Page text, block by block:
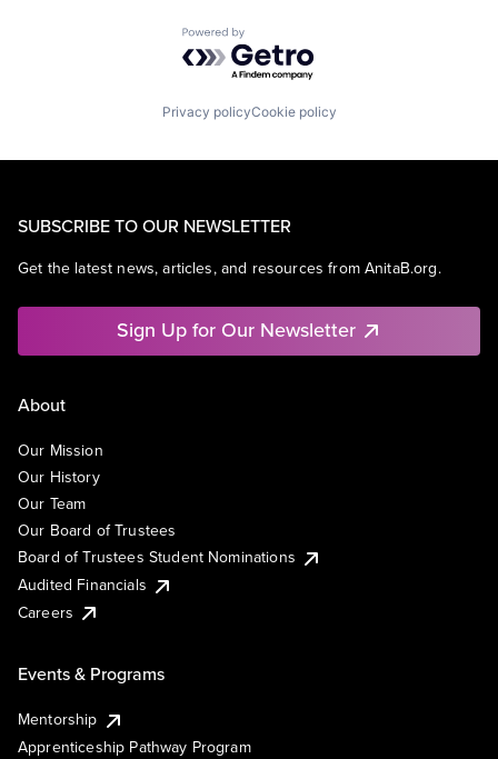
Powered by Getro.com
Privacy policyCookie policy
SUBSCRIBE TO OUR NEWSLETTER
Get the latest news, articles, and resources from AnitaB.org.
Sign Up for Our Newsletter
About
Our Mission
Our History
Our Team
Our Board of Trustees
Board of Trustees Student Nominations
Audited Financials
Careers
Events & Programs
Mentorship
Apprenticeship Pathway Program